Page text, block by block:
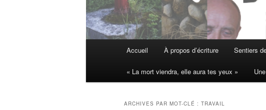
Aller
au
contenu
Aller
au
contenu
Accueil À propos d’écriture Sentiers
« La mort viendra, elle aura tes yeux »
ARCHIVES PAR MOT-CLÉ : TRAVAIL